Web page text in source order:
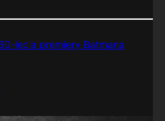
lecia premiery Batmana